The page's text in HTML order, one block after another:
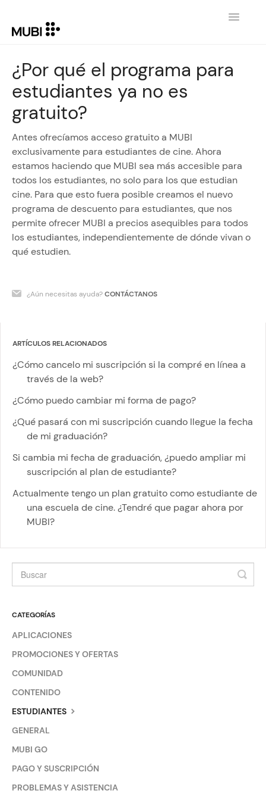
Toggle
REGRESAR A MUBI.COM
¿Por qué el programa para
estudiantes ya no es
gratuito?
Antes ofrecíamos acceso gratuito a MUBI
exclusivamente para estudiantes de cine. Ahora
estamos haciendo que MUBI sea más accesible para
todos los estudiantes, no solo para los que estudian
cine. Para que esto fuera posible creamos el nuevo
programa de descuento para estudiantes, que nos
permite ofrecer MUBI a precios asequibles para todos
los estudiantes, independientemente de dónde vivan o
qué estudien.
¿Aún necesitas ayuda?CONTÁCTANOS
ARTÍCULOS RELACIONADOS
¿Cómo cancelo mi suscripción si la compré en línea a
través de la web?
¿Cómo puedo cambiar mi forma de pago?
¿Qué pasará con mi suscripción cuando llegue la fecha
de mi graduación?
Si cambia mi fecha de graduación, ¿puedo ampliar mi
suscripción al plan de estudiante?
Actualmente tengo un plan gratuito como estudiante de
una escuela de cine. ¿Tendré que pagar ahora por
MUBI?
CATEGORÍAS
APLICACIONES
PROMOCIONES Y OFERTAS
COMUNIDAD
CONTENIDO
ESTUDIANTES
GENERAL
MUBI GO
PAGO Y SUSCRIPCIÓN
PROBLEMAS Y ASISTENCIA